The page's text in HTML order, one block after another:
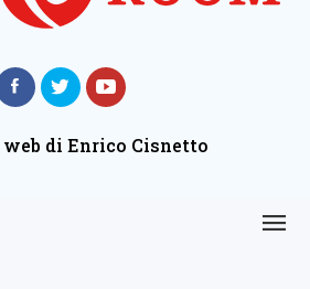
di Enrico Cisnetto